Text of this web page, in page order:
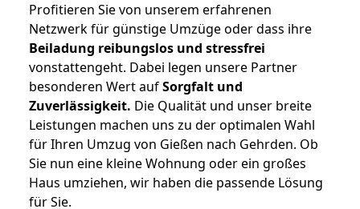
Profitieren Sie von unserem erfahrenen
Netzwerk für günstige Umzüge oder dass ihre
Beiladung reibungslos und stressfrei
vonstattengeht. Dabei legen unsere Partner
besonderen Wert aufSorgfalt und
Zuverlässigkeit. Die Qualität und unser breite
Leistungen machen uns zu der optimalen Wahl
für Ihren Umzug von Gießen nach Gehrden. Ob
Sie nun eine kleine Wohnung oder ein großes
Haus umziehen, wir haben die passende Lösung
für Sie.